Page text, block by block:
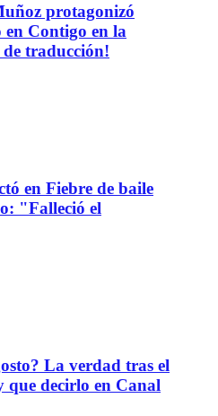
protagonizó
Contigo en la
traducción!
en Fiebre de baile
"Falleció el
La verdad tras el
que decirlo en Canal